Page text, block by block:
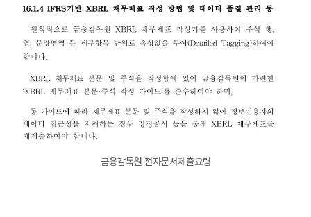
금융감독원 전자문서제출요령